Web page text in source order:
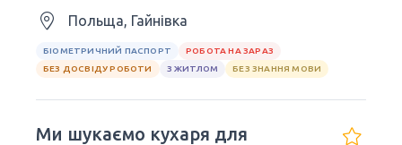
Польща, Гайнівка
БІОМЕТРИЧНИЙ ПАСПОРТ
РОБОТА НА ЗАРАЗ
БЕЗ ДОСВІДУ РОБОТИ
З ЖИТЛОМ БЕЗ ЗНАННЯ МОВИ
Ми шукаємо кухаря для